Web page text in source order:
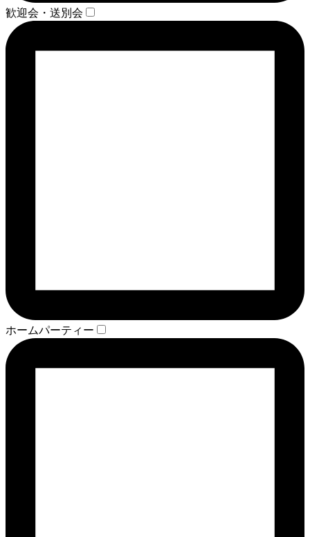
歓迎会・送別会
ホームパーティー